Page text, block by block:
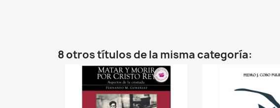
8 otros títulos de la misma categoría: